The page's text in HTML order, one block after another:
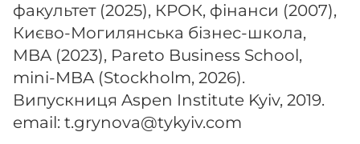
факультет (2025), КРОК, фінанси (2007),
Києво-Могилянська бізнес-школа,
MBA (2023), Pareto Business School,
mini-MBA (Stockholm, 2026).
Випускниця Aspen Institute Kyiv, 2019.
email: t.grynova@tykyiv.com